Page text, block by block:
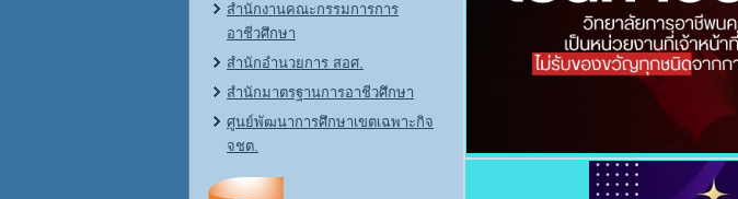
สำนักงานคณะกรรมการการ
อาชีวศึกษา
สำนักอำนวยการ สอศ.
สำนักมาตรฐานการอาชีวศึกษา
ศูนย์พัฒนาการศึกษาเขตเฉพาะกิจ
จชต.